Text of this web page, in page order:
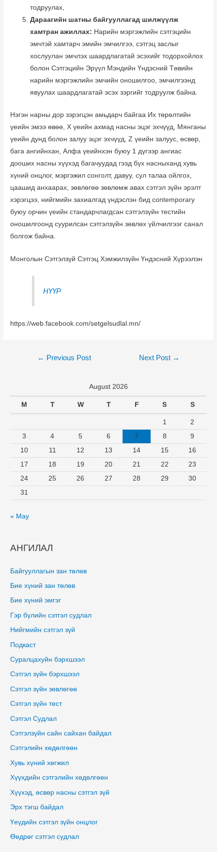
тодруулах,
Дараагийн шатны байгууллагад шилжүүлж
хамтран ажиллах: Нарийн мэргэжлийн сэтгэцийн
эмчтэй хамтарч эмийн эмчилгээ, сэтгэц заслыг
хослуулан эмчлэх шаардлагатай эсэхийг тодорхойлох
болон Сэтгэцийн Эрүүл Мэндийн Үндэсний Төвийн
нарийн мэргэжлийн эмчийн оношилгоо, эмчилгээнд
явуулах шаардлагатай эсэх зэргийг тодруулж байна.
Нэгэн нарны дор зэрэгцэн амьдарч байгаа Их төрөлтийн
үеийн эмээ өвөө, Х үеийн ахмад насны эцэг эхчүүд, Мянганы
үеийн дунд болон залуу эцэг эхчүүд, Z үеийн залуус, өсвөр,
бага ангийнхан, Алфа үеийнхэн буюу 1 дүгээр ангиас
дооших насны хүүхэд багачуудад гээд бүх насныханд хувь
хүний онцлог, мэргэжил сонголт, давуу, сул талаа ойлгох,
цаашид анхаарах, зөвлөгөө зөвлөмж авах сэтгэл зүйн эрэлт
хэрэгцээ, нийгмийн захиалгад үндэслэн бид contemporary
буюу орчин үеийн стандарчлагдсан сэтгэлзүйн тестийн
оношилгоонд суурилсан сэтгэлзүйн зөвлөх үйлчилгээг санал
болгож байна.
Монголын Сэтгэлзүй Сэтгэц Хэмжилзүйн Үндэсний Хүрээлэн
НҮҮР
https://web.facebook.com/setgelsudlal.mn/
← Previous Post Next Post →
August 2026
M T W T F S S
1
2
3
4 5 6 7 8
9
10
11 12 13 14 15
16
17
18 19 20 21 22
23
24
25 26 27 28 29
30
31
« May
АНГИЛАЛ
Байгууллагын зан төлөв
Бие хүний зан төлөв
Бие хүний эмгэг
Гэр бүлийн сэтгэл судлал
Нийгмийн сэтгэл зүй
Подкаст
Суралцахуйн бэрхшээл
Сэтгэл зүйн бэрхшээл
Сэтгэл зүйн зөвлөгөө
Сэтгэл зүйн тест
Сэтгэл Судлал
Сэтгэлзүйн сайн сайхан байдал
Сэтгэлийн хөдөлгөөн
Хувь хүний хөгжил
Хүүхдийн сэтгэлийн хөдөлгөөн
Хүүхэд, өсвөр насны сэтгэл зүй
Эрх тэгш байдал
Үеүдийн сэтгэл зүйн онцлог
Өөдрөг сэтгэл судлал